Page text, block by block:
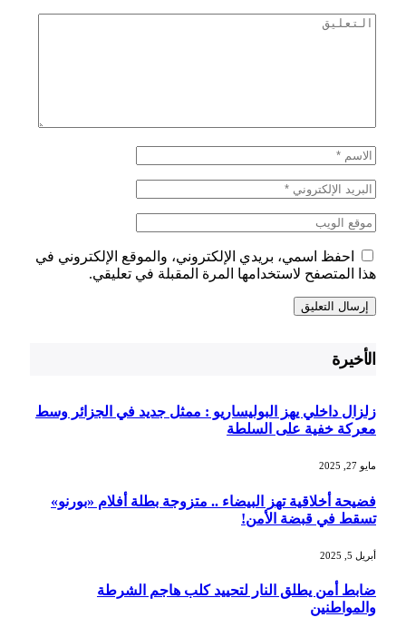
احفظ اسمي، بريدي الإلكتروني، والموقع الإلكتروني في
هذا المتصفح لاستخدامها المرة المقبلة في تعليقي.
الأخيرة
زلزال داخلي يهز البوليساريو : ممثل جديد في الجزائر وسط
معركة خفية على السلطة
مايو 27, 2025
فضيحة أخلاقية تهز البيضاء .. متزوجة بطلة أفلام «بورنو»
تسقط في قبضة الأمن!
أبريل 5, 2025
ضابط أمن يطلق النار لتحييد كلب هاجم الشرطة
والمواطنين